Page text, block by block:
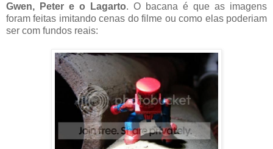
Gwen, Peter e o Lagarto. O bacana é que as imagens
foram feitas imitando cenas do filme ou como elas poderiam
ser com fundos reais: